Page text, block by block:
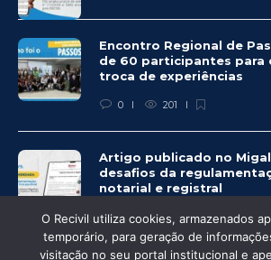
Encontro Regional de
de 60 participantes para
troca de experiências
0 201
Artigo publicado no
desafios da
notarial e registral
0 459
O Recivil utiliza cookies, armazenados
temporário, para geração de
visitação no seu portal institucional e